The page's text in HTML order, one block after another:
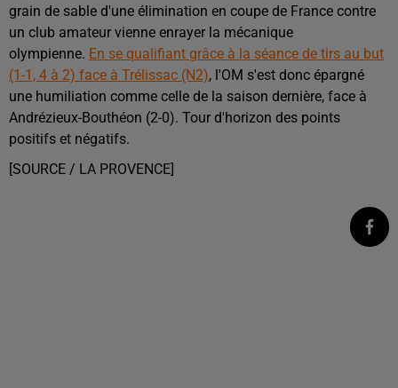
grain de sable d'une élimination en coupe de France contre
un club amateur vienne enrayer la mécanique
olympienne. En se qualifiant grâce à la séance de tirs au but
(1-1, 4 à 2) face à Trélissac (N2), l'OM s'est donc épargné
une humiliation comme celle de la saison dernière, face à
Andrézieux-Bouthéon (2-0). Tour d'horizon des points
positifs et négatifs.
[SOURCE / LA PROVENCE]